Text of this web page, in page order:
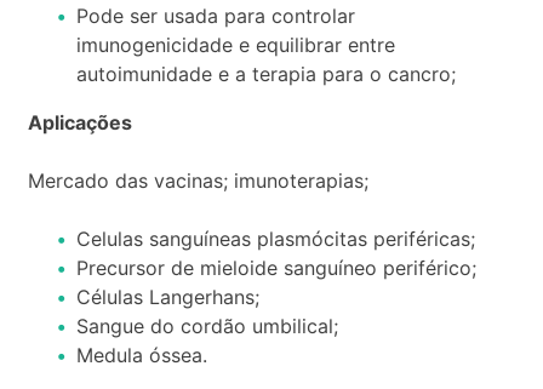
Pode ser usada para controlar
imunogenicidade e equilibrar entre
autoimunidade e a terapia para o cancro;
Aplicações
Mercado das vacinas; imunoterapias;
Celulas sanguíneas plasmócitas periféricas;
Precursor de mieloide sanguíneo periférico;
Células Langerhans;
Sangue do cordão umbilical;
Medula óssea.